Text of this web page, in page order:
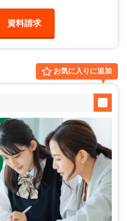
資料請求
お気に入りに追加